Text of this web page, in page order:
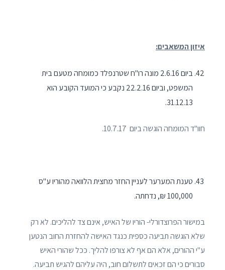
איזון המשאבים:
ביום 2.6.16 מונה רו"ח שטרנפלד כמומחה מטעם בית
המשפט, וביום 22.2.16 נקבע כי המועד הקובע הוא
31.12.13.
חוו"ד המומחה הוגשה ביום 10.7.17.
טענת המערער לעניין החזר מחצית הלוואה מהוריו ע"ס
100,000 ₪, נדחתה.
במישור הפרוצדורלי- הוריו של האיש, אינם צד להליכים. לא רק
שלא הוגשה תביעה כספית כנגד האישה להחזרת החוב הנטען
ע"י ההורים, אלא הם אף לא צורפו להליך. ככל שהורי האיש
סבורים כי הם זכאים לתשלום חוב, היה עליהם להגיש תביעה.